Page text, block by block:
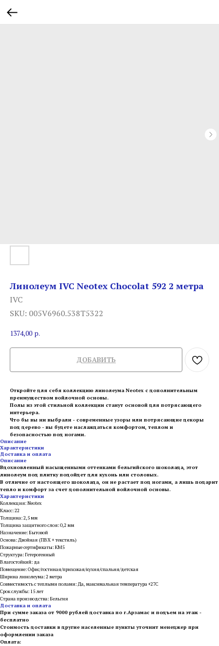
Линолеум IVC Neotex Chocolat 592 2 метра
IVC
SKU: 005V6960.538T5322
1374,00 р.
ДОБАВИТЬ
Откройте для себя коллекцию линолеума Neotex с дополнительным
преимуществом войлочной основы.
Полы из этой стильной коллекции станут основой для потрясающего
интерьера.
Что бы вы ни выбрали - современные узоры или потрясающие декоры
под дерево - вы будете наслаждаться комфортом, теплом и
безопасностью под ногами.
Описание
Характеристики
Доставка и оплата
Описание
Вдохновленный насыщенными оттенками бельгийского шоколада, этот
линолеум под плитку подойдет для кухонь или столовых.
В отличие от настоящего шоколада, он не растает под ногами, а лишь подарит
тепло и комфорт за счет дополнительной войлочной основы.
Характеристики
Коллекция: Neotex
Класс: 22
Толщина: 2,5 мм
Толщина защитного слоя: 0,2 мм
Назначение: Бытовой
Основа: Двойная (ПВХ + текстиль)
Пожарные сертификаты: КМ5
Структура: Гетерогенный
Влагостойкий: да
Помещение: Офис/гостиная/прихожая/кухня/спальня/детская
Ширина линолеума: 2 метра
Совместимость с теплыми полами: Да, максимальная температура +27С
Срок службы: 15 лет
Страна производства: Бельгия
Доставка и оплата
При сумме заказа от 9000 рублей доставка по г.Арзамас и подъем на этаж -
бесплатно
Стоимость доставки в другие населенные пункты уточнит менеджер при
оформлении заказа
Оплата: